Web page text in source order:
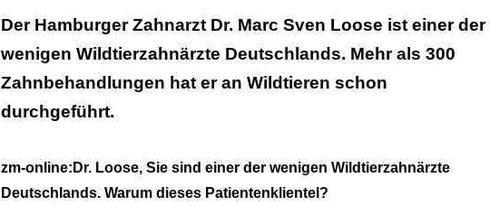
"Parodontitis und Raumforderungen im Sinne von Neubildungen
"Die Wurzelkanalfeilen sind 75 bis 90 Millimeter lang!"
"Dann wachte einer der von uns behandelten Löwen während der
Der Hamburger Zahnarzt Dr. Marc Sven Loose ist einer der
wenigen Wildtierzahnärzte Deutschlands. Mehr als 300
Zahnbehandlungen hat er an Wildtieren schon
durchgeführt.
zm-online: Dr. Loose, Sie sind einer der wenigen Wildtierzahnärzte
Deutschlands. Warum dieses Patientenklientel?